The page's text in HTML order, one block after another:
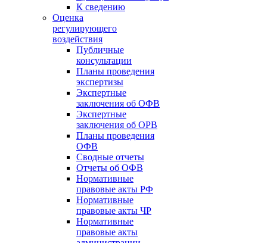
К сведению
Оценка
регулирующего
воздействия
Публичные
консультации
Планы проведения
экспертизы
Экспертные
заключения об ОФВ
Экспертные
заключения об ОРВ
Планы проведения
ОФВ
Сводные отчеты
Отчеты об ОФВ
Нормативные
правовые акты РФ
Нормативные
правовые акты ЧР
Нормативные
правовые акты